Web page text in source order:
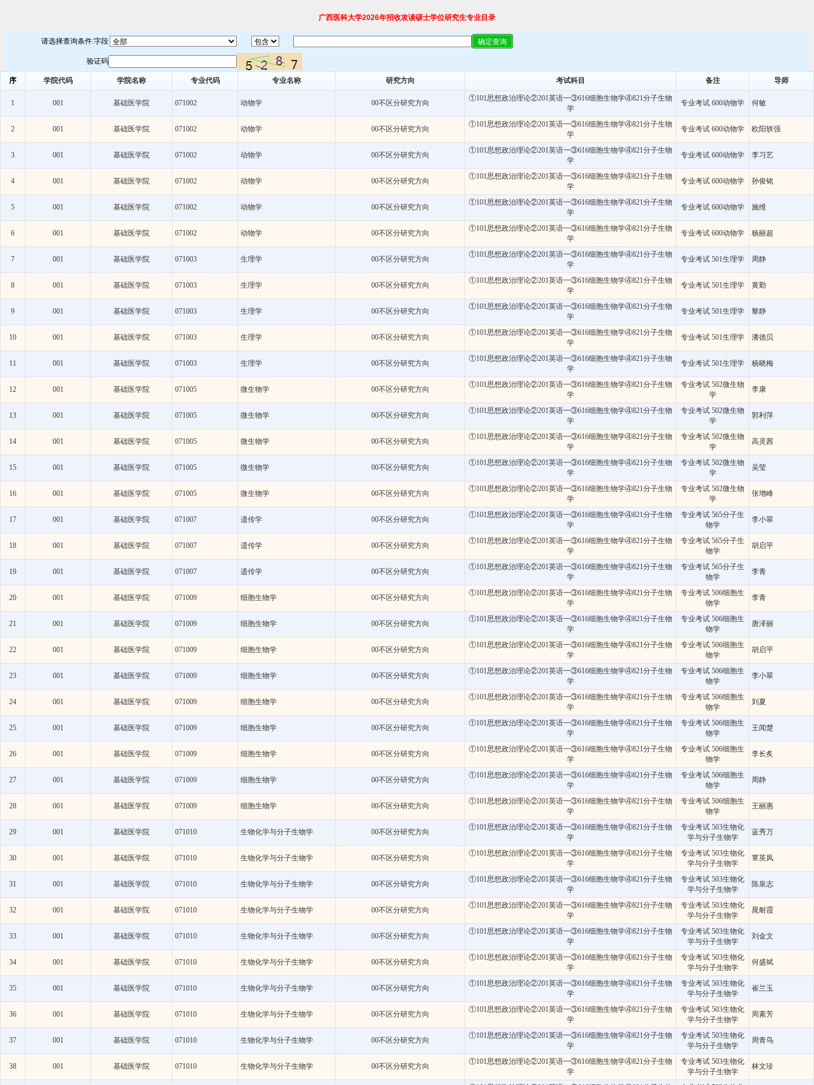
广西医科大学2026年招收攻读硕士学位研究生专业目录
请选择查询条件:字段
验证码
序 学院代码 学院名称 专业代码 专业名称 研究方向 考试科目 备注 导师
1 001 基础医学院 071002 动物学 00不区分研究方向
①101思想政治理论②201英语一③616细胞生物学④821分子生物
学
专业考试 600动物学 何敏
2 001 基础医学院 071002 动物学 00不区分研究方向
①101思想政治理论②201英语一③616细胞生物学④821分子生物
学
专业考试 600动物学 欧阳轶强
3 001 基础医学院 071002 动物学 00不区分研究方向
①101思想政治理论②201英语一③616细胞生物学④821分子生物
学
专业考试 600动物学 李习艺
4 001 基础医学院 071002 动物学 00不区分研究方向
①101思想政治理论②201英语一③616细胞生物学④821分子生物
学
专业考试 600动物学 孙俊铭
5 001 基础医学院 071002 动物学 00不区分研究方向
①101思想政治理论②201英语一③616细胞生物学④821分子生物
学
专业考试 600动物学 施维
6 001 基础医学院 071002 动物学 00不区分研究方向
①101思想政治理论②201英语一③616细胞生物学④821分子生物
学
专业考试 600动物学 杨丽超
7 001 基础医学院 071003 生理学 00不区分研究方向
①101思想政治理论②201英语一③616细胞生物学④821分子生物
学
专业考试 501生理学 周静
8 001 基础医学院 071003 生理学 00不区分研究方向
①101思想政治理论②201英语一③616细胞生物学④821分子生物
学
专业考试 501生理学 黄勤
9 001 基础医学院 071003 生理学 00不区分研究方向
①101思想政治理论②201英语一③616细胞生物学④821分子生物
学
专业考试 501生理学 黎静
10 001 基础医学院 071003 生理学 00不区分研究方向
①101思想政治理论②201英语一③616细胞生物学④821分子生物
学
专业考试 501生理学 潘德贝
11 001 基础医学院 071003 生理学 00不区分研究方向
①101思想政治理论②201英语一③616细胞生物学④821分子生物
学
专业考试 501生理学 杨晓梅
12 001 基础医学院 071005 微生物学 00不区分研究方向
①101思想政治理论②201英语一③616细胞生物学④821分子生物
学
专业考试 502微生物
学
李康
13 001 基础医学院 071005 微生物学 00不区分研究方向
①101思想政治理论②201英语一③616细胞生物学④821分子生物
学
专业考试 502微生物
学
郭利萍
14 001 基础医学院 071005 微生物学 00不区分研究方向
①101思想政治理论②201英语一③616细胞生物学④821分子生物
学
专业考试 502微生物
学
高灵茜
15 001 基础医学院 071005 微生物学 00不区分研究方向
①101思想政治理论②201英语一③616细胞生物学④821分子生物
学
专业考试 502微生物
学
吴莹
16 001 基础医学院 071005 微生物学 00不区分研究方向
①101思想政治理论②201英语一③616细胞生物学④821分子生物
学
专业考试 502微生物
学
张增峰
17 001 基础医学院 071007 遗传学 00不区分研究方向
①101思想政治理论②201英语一③616细胞生物学④821分子生物
学
专业考试 565分子生
物学
李小翠
18 001 基础医学院 071007 遗传学 00不区分研究方向
①101思想政治理论②201英语一③616细胞生物学④821分子生物
学
专业考试 565分子生
物学
胡启平
19 001 基础医学院 071007 遗传学 00不区分研究方向
①101思想政治理论②201英语一③616细胞生物学④821分子生物
学
专业考试 565分子生
物学
李青
20 001 基础医学院 071009 细胞生物学 00不区分研究方向
①101思想政治理论②201英语一③616细胞生物学④821分子生物
学
专业考试 506细胞生
物学
李青
21 001 基础医学院 071009 细胞生物学 00不区分研究方向
①101思想政治理论②201英语一③616细胞生物学④821分子生物
学
专业考试 506细胞生
物学
唐泽丽
22 001 基础医学院 071009 细胞生物学 00不区分研究方向
①101思想政治理论②201英语一③616细胞生物学④821分子生物
学
专业考试 506细胞生
物学
胡启平
23 001 基础医学院 071009 细胞生物学 00不区分研究方向
①101思想政治理论②201英语一③616细胞生物学④821分子生物
学
专业考试 506细胞生
物学
李小翠
24 001 基础医学院 071009 细胞生物学 00不区分研究方向
①101思想政治理论②201英语一③616细胞生物学④821分子生物
学
专业考试 506细胞生
物学
刘夏
25 001 基础医学院 071009 细胞生物学 00不区分研究方向
①101思想政治理论②201英语一③616细胞生物学④821分子生物
学
专业考试 506细胞生
物学
王闻楚
26 001 基础医学院 071009 细胞生物学 00不区分研究方向
①101思想政治理论②201英语一③616细胞生物学④821分子生物
学
专业考试 506细胞生
物学
李长炙
27 001 基础医学院 071009 细胞生物学 00不区分研究方向
①101思想政治理论②201英语一③616细胞生物学④821分子生物
学
专业考试 506细胞生
物学
周静
28 001 基础医学院 071009 细胞生物学 00不区分研究方向
①101思想政治理论②201英语一③616细胞生物学④821分子生物
学
专业考试 506细胞生
物学
王丽惠
29 001 基础医学院 071010 生物化学与分子生物学 00不区分研究方向
①101思想政治理论②201英语一③616细胞生物学④821分子生物
学
专业考试 503生物化
学与分子生物学
蓝秀万
30 001 基础医学院 071010 生物化学与分子生物学 00不区分研究方向
①101思想政治理论②201英语一③616细胞生物学④821分子生物
学
专业考试 503生物化
学与分子生物学
覃英凤
31 001 基础医学院 071010 生物化学与分子生物学 00不区分研究方向
①101思想政治理论②201英语一③616细胞生物学④821分子生物
学
专业考试 503生物化
学与分子生物学
陈泉志
32 001 基础医学院 071010 生物化学与分子生物学 00不区分研究方向
①101思想政治理论②201英语一③616细胞生物学④821分子生物
学
专业考试 503生物化
学与分子生物学
晁耐霞
33 001 基础医学院 071010 生物化学与分子生物学 00不区分研究方向
①101思想政治理论②201英语一③616细胞生物学④821分子生物
学
专业考试 503生物化
学与分子生物学
刘金文
34 001 基础医学院 071010 生物化学与分子生物学 00不区分研究方向
①101思想政治理论②201英语一③616细胞生物学④821分子生物
学
专业考试 503生物化
学与分子生物学
何盛斌
35 001 基础医学院 071010 生物化学与分子生物学 00不区分研究方向
①101思想政治理论②201英语一③616细胞生物学④821分子生物
学
专业考试 503生物化
学与分子生物学
崔兰玉
36 001 基础医学院 071010 生物化学与分子生物学 00不区分研究方向
①101思想政治理论②201英语一③616细胞生物学④821分子生物
学
专业考试 503生物化
学与分子生物学
周素芳
37 001 基础医学院 071010 生物化学与分子生物学 00不区分研究方向
①101思想政治理论②201英语一③616细胞生物学④821分子生物
学
专业考试 503生物化
学与分子生物学
周青鸟
38 001 基础医学院 071010 生物化学与分子生物学 00不区分研究方向
①101思想政治理论②201英语一③616细胞生物学④821分子生物
学
专业考试 503生物化
学与分子生物学
林文珍